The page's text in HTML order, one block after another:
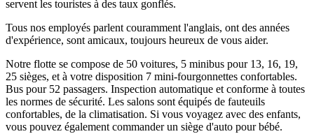
servent les touristes à des taux gonflés.
Tous nos employés parlent couramment l'anglais, ont des années
d'expérience, sont amicaux, toujours heureux de vous aider.
Notre flotte se compose de 50 voitures, 5 minibus pour 13, 16, 19,
25 sièges, et à votre disposition 7 mini-fourgonnettes confortables.
Bus pour 52 passagers. Inspection automatique et conforme à toutes
les normes de sécurité. Les salons sont équipés de fauteuils
confortables, de la climatisation. Si vous voyagez avec des enfants,
vous pouvez également commander un siège d'auto pour bébé.